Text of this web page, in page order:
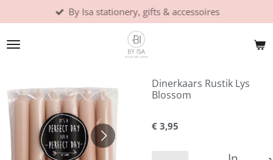
direct
naar
de
By Isa stationery, gifts & accessoires
Dinerkaars Rustik Lys
Blossom
€ 3,95